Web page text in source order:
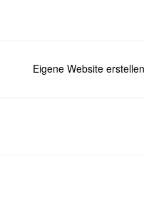
Eigene Website